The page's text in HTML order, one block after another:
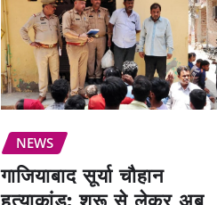
NEWS
गाजियाबाद सूर्या चौहान
हत्याकांड: शुरू से लेकर अब